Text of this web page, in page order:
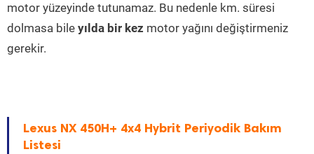
motor yüzeyinde tutunamaz. Bu nedenle km. süresi
dolmasa bile yılda bir kez motor yağını değiştirmeniz
gerekir.
Lexus NX 450H+ 4x4 Hybrit Periyodik Bakım
Listesi